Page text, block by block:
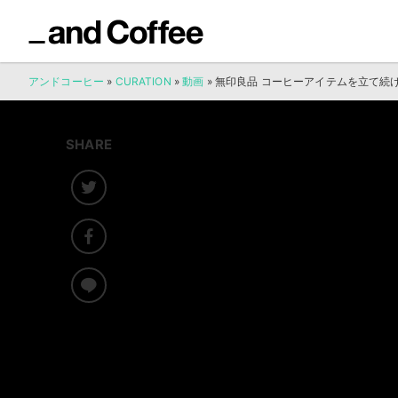
アンドコーヒー » CURATION »動画 » 無印良品 コーヒーアイテムを立て続
SHARE